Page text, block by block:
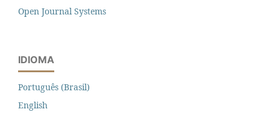
Open Journal Systems
IDIOMA
Português (Brasil)
English